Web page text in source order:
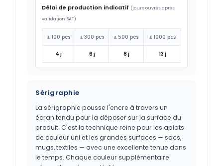
Délai de production indicatif (jours ouvrés après
validation BAT)
≤ 100 pcs ≤ 300 pcs ≤ 500 pcs ≤ 1000 pcs
4 j 6 j 8 j 13 j
Sérigraphie
La sérigraphie pousse l'encre à travers un
écran tendu pour la déposer sur la surface du
produit. C'est la technique reine pour les aplats
de couleur uni et les grandes surfaces — sacs,
mugs, textiles — avec une excellente tenue dans
le temps. Chaque couleur supplémentaire